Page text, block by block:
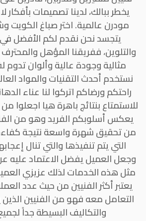
يخطر ببالك، لدينا تصميمات بأفكار
مودرن عالمية. اختر صباغ الكويت
يتجسد نحن نقدم لكم الأفضل
والتلوين، ففريقنا المؤهل
مثالية وجودة عالية وألوان تدوم
نستخدم أحدث التقنيات والمواد
راحتكم ورضاكم اتركوا لنا عناء
للاستمتاع بنتائج باهرة هيا اجعلوا
يعكس أسلوبكم الفريد وهو من
من تحقيق شهرة واسعة نتيجة
التي يتم تنفيذها والتي تنال
وجعل العميل يفضل الاعتماد عليه
مثل هذه الخدمات لذلك عزيزي
يعتبر أكثر الفنيين من حيث عدد
التعامل معه فهو من الفنيين الذين
والتكاليف البسيطة جداً